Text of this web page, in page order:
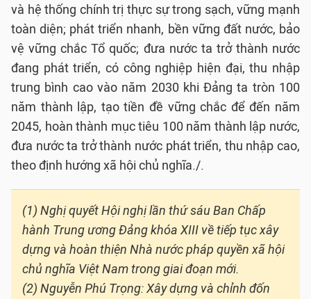
và hệ thống chính trị thực sự trong sạch, vững mạnh
toàn diện; phát triển nhanh, bền vững đất nước, bảo
vệ vững chắc Tổ quốc; đưa nước ta trở thành nước
đang phát triển, có công nghiệp hiện đại, thu nhập
trung bình cao vào năm 2030 khi Đảng ta tròn 100
năm thành lập, tạo tiền đề vững chắc để đến năm
2045, hoàn thành mục tiêu 100 năm thành lập nước,
đưa nước ta trở thành nước phát triển, thu nhập cao,
theo định hướng xã hội chủ nghĩa./.
(1) Nghị quyết Hội nghị lần thứ sáu Ban Chấp
hành Trung ương Đảng khóa XIII về tiếp tục xây
dựng và hoàn thiện Nhà nước pháp quyền xã hội
chủ nghĩa Việt Nam trong giai đoạn mới.
(2) Nguyễn Phú Trọng: Xây dựng và chỉnh đốn